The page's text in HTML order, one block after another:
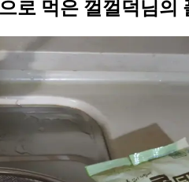
로 먹은 껄껄덕님